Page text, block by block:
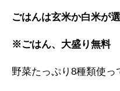
ごはんは玄米か白米が選
※ごはん、大盛り無料
野菜たっぷり8種類使っ